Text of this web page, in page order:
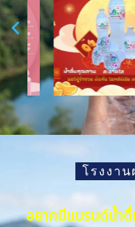
โรงงา
อยากมีแบรนด์น้ำดื่